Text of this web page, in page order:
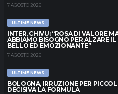
7 AGOSTO 2026
ULTIME NEWS
INTER, CHIVU: “ROSA DI VALORE
ABBIAMO BISOGNO PER ALZARE IL
BELLO ED EMOZIONANTE”
7 AGOSTO 2026
ULTIME NEWS
BOLOGNA, IRRUZIONE PER
DECISIVA LA FORMULA